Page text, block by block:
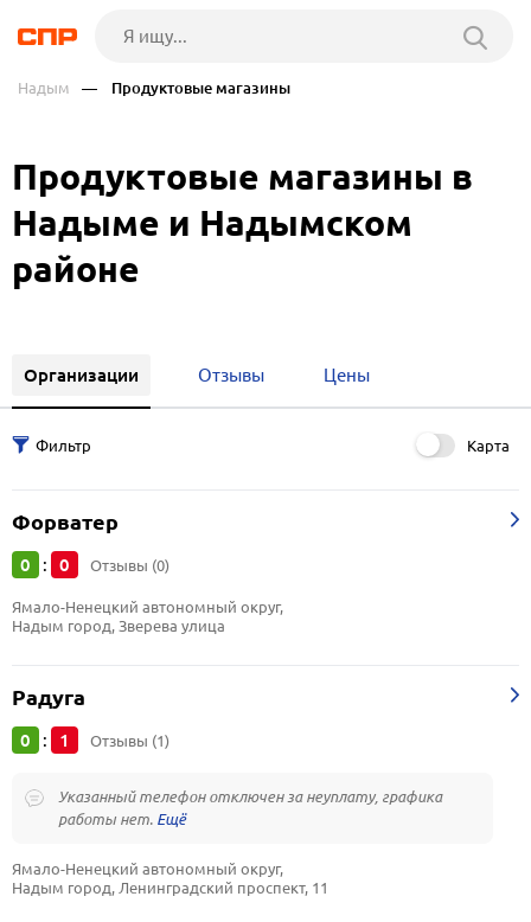
Надым — Продуктовые магазины
Продуктовые магазины в
Надыме и Надымском
районе
Организации Отзывы Цены
Карта
Форватер
0 : 0 Отзывы (0)
Ямало-Ненецкий автономный округ,
Надым город, Зверева улица
Радуга
0 : 1 Отзывы (1)
Указанный телефон отключен за неуплату, графика
работы нет.
Ямало-Ненецкий автономный округ,
Надым город, Ленинградский проспект, 11